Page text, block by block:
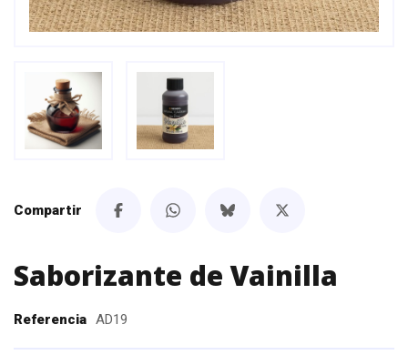
Compartir
Saborizante de Vainilla
Referencia AD19